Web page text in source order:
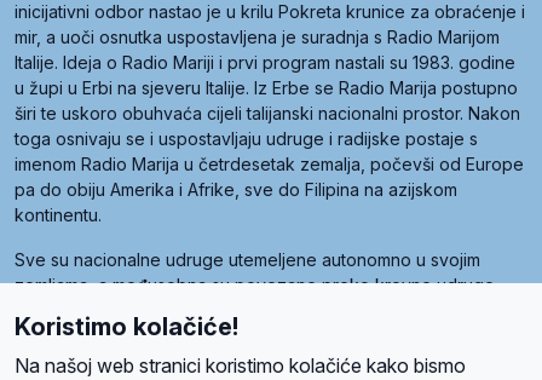
inicijativni odbor nastao je u krilu Pokreta krunice za obraćenje i
mir, a uoči osnutka uspostavljena je suradnja s Radio Marijom
Italije. Ideja o Radio Mariji i prvi program nastali su 1983. godine
u župi u Erbi na sjeveru Italije. Iz Erbe se Radio Marija postupno
širi te uskoro obuhvaća cijeli talijanski nacionalni prostor. Nakon
toga osnivaju se i uspostavljaju udruge i radijske postaje s
imenom Radio Marija u četrdesetak zemalja, počevši od Europe
pa do obiju Amerika i Afrike, sve do Filipina na azijskom
kontinentu.
Sve su nacionalne udruge utemeljene autonomno u svojim
zemljama, a međusobna su povezane preko krovne udruge
Radio Maria). Svjetsku obitelj utemeljilo je sedam članica, među
kojima je i hrvatska Udruga Radio Marija.
Koristimo kolačiće!
Na našoj web stranici koristimo kolačiće kako bismo